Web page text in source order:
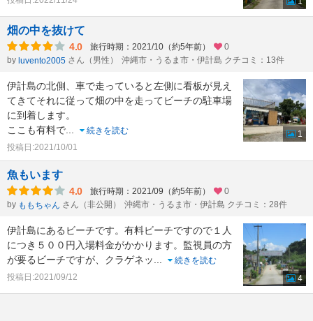
畑の中を抜けて
4.0 旅行時期：2021/10（約5年前）
0
by luvento2005 さん（男性） 沖縄市・うるま市・伊計島 クチコミ：13件
伊計島の北側、車で走っていると左側に看板が見え
てきてそれに従って畑の中を走ってビーチの駐車場
に到着します。
ここも有料で
続きを読む
投稿日:2021/10/01
1
魚もいます
4.0 旅行時期：2021/09（約5年前）
0
by ももちゃん さん（非公開） 沖縄市・うるま市・伊計島 クチコミ：28件
伊計島にあるビーチです。有料ビーチですので１人
につき５００円入場料金がかかります。監視員の方
が要るビーチですが、クラゲネッ
続きを読む
投稿日:2021/09/12
4